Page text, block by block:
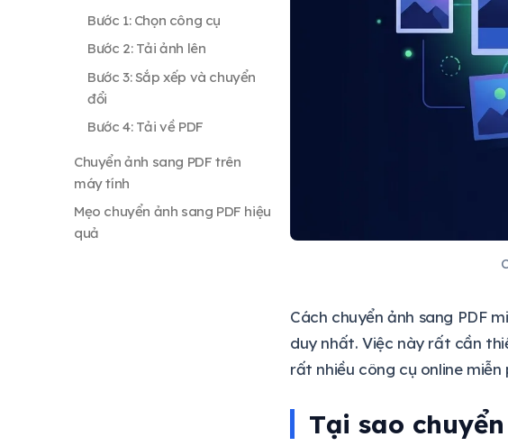
PNG2PDF và iLovePDF
Smallpdf, PDFgear, PDF24
PDF
Bước 1: Chọn công cụ
Bước 2: Tải ảnh lên
Bước 3: Sắp xếp và chuyển
đổi
Bước 4: Tải về PDF
máy tính
Windows: Sử dụng Paint
Mac: Sử dụng Preview
Cách chuyển ảnh sang PDF
duy nhất. Việc này rất cần
rất nhiều công cụ online
Tại sao